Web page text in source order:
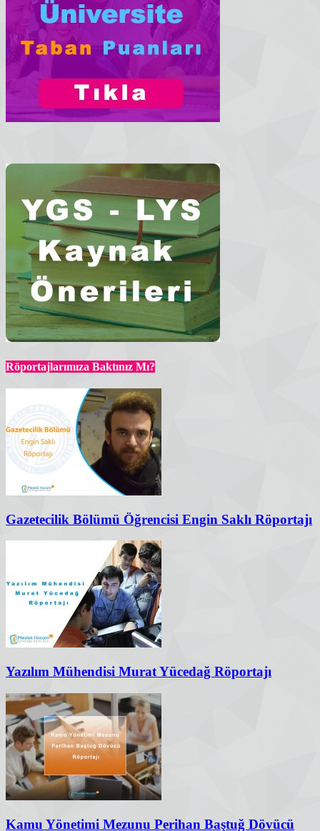
Röportajlarımıza Baktınız Mı?
Gazetecilik Bölümü Öğrencisi Engin Saklı Röportajı
Yazılım Mühendisi Murat Yücedağ Röportajı
Kamu Yönetimi Mezunu Perihan Baştuğ Dövücü